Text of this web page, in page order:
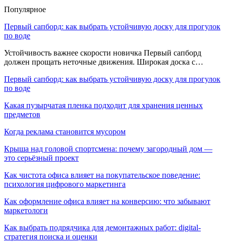
Популярное
Первый сапборд: как выбрать устойчивую доску для прогулок
по воде
Устойчивость важнее скорости новичка Первый сапборд
должен прощать неточные движения. Широкая доска с…
Первый сапборд: как выбрать устойчивую доску для прогулок
по воде
Какая пузырчатая пленка подходит для хранения ценных
предметов
Когда реклама становится мусором
Крыша над головой спортсмена: почему загородный дом —
это серьёзный проект
Как чистота офиса влияет на покупательское поведение:
психология цифрового маркетинга
Как оформление офиса влияет на конверсию: что забывают
маркетологи
Как выбрать подрядчика для демонтажных работ: digital-
стратегия поиска и оценки